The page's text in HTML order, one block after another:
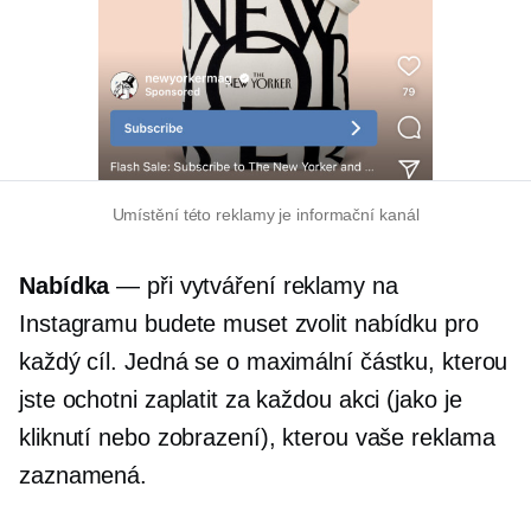
Umístění této reklamy je informační kanál
Nabídka— při vytváření reklamy na
Instagramu budete muset zvolit nabídku pro
každý cíl. Jedná se o maximální částku, kterou
jste ochotni zaplatit za každou akci (jako je
kliknutí nebo zobrazení), kterou vaše reklama
zaznamená.